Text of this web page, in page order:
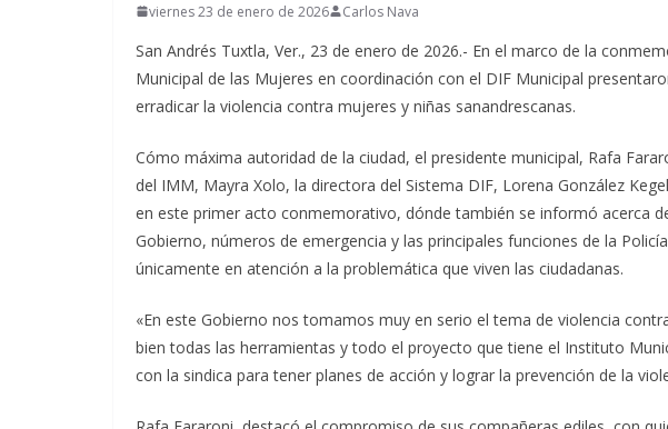
viernes 23 de enero de 2026 Carlos Nava
San Andrés Tuxtla, Ver., 23 de enero de 2026.- En el marco de la
Municipal de las Mujeres en coordinación con el DIF Municipal
erradicar la violencia contra mujeres y niñas sanandrescanas.
Cómo máxima autoridad de la ciudad, el presidente municipal, Rafa
del IMM, Mayra Xolo, la directora del Sistema DIF, Lorena González
en este primer acto conmemorativo, dónde también se informó acerca
Gobierno, números de emergencia y las principales funciones de la
únicamente en atención a la problemática que viven las ciudadanas.
«En este Gobierno nos tomamos muy en serio el tema de violencia
bien todas las herramientas y todo el proyecto que tiene el Instituto
con la sindica para tener planes de acción y lograr la prevención de la